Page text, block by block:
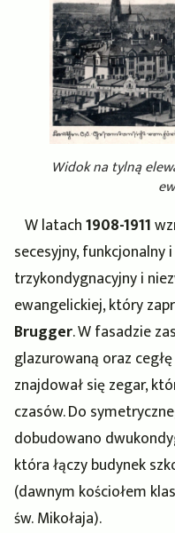
Widok na tylną
W latach1908-1911
secesyjny, funkcjonalny
trzykondygnacyjny i
ewangelickiej, który
Brugger. W fasadzie
glazurowaną oraz
znajdował się zegar,
czasów. Do
dobudowano
która łączy budynek
(dawnym kościołem
św. Mikołaja).